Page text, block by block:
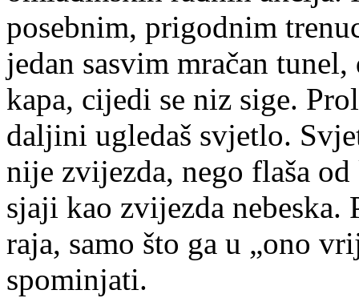
posebnim, prigodnim
jedan sasvim mračan
kapa, cijedi se niz sige.
daljini ugledaš svjetlo.
nije zvijezda, nego flaša
sjaji kao zvijezda nebeska.
raja, samo što ga u „ono
spominjati.